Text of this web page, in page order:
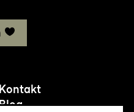
Kontakt